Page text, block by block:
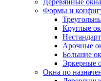
Деревянные
Формы и
Круглые
Арочные
Большие
Эркерные
Окна по